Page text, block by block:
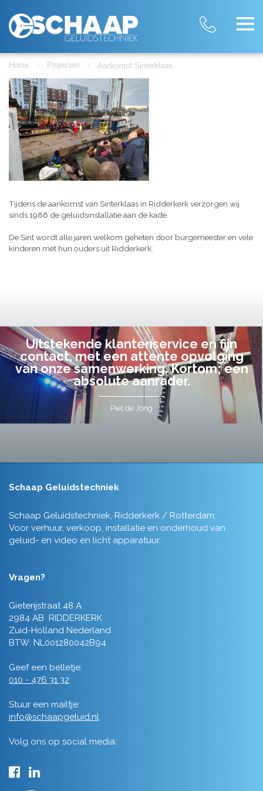
Home Projecten Aankomst Sinterklaas
Tijdens de aankomst van Sinterklaas in Ridderkerk verzorgen wij
sinds 1986 de geluidsinstallatie aan de kade.
De Sint wordt alle jaren welkom geheten door burgemeester en vele
kinderen met hun ouders uit Ridderkerk.
Uitstekende klantenservice en fijn
contact, met een attente opvolging
van onze samenwerking. Kortom; een
absolute aanrader.
Piet de Jong
Schaap Geluidstechniek
Schaap Geluidstechniek, Ridderkerk / Rotterdam.
Voor verhuur, verkoop, installatie en onderhoud van
geluid- en video en licht apparatuur.
Vragen?
Gieterijstraat 48 A
2984 AB RIDDERKERK
Zuid-Holland Nederland
BTW: NL001280042B94
Geef een belletje:
010 - 476 31 32
Stuur een mailtje:
info@schaapgeluid.nl
Volg ons op social media: